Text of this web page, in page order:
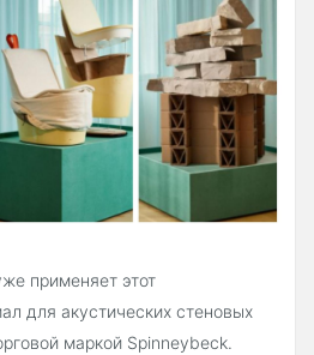
применяет этот
для акустических стеновых
маркой Spinneybeck.